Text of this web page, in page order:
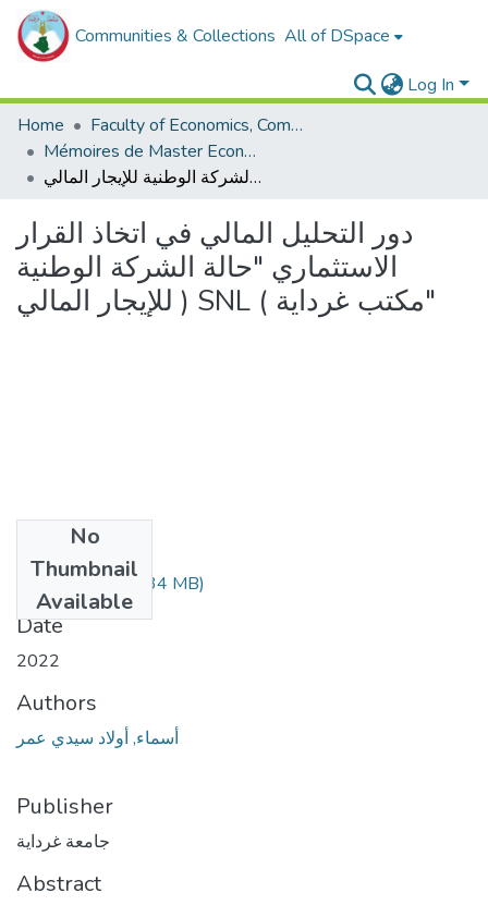
Communities & Collections All of DSpace
Log In
Home
Faculty of Economics, Commercial Sciences and Management Sciences
Mémoires de Master Economie
دور التحليل المالي في اتخاذ القرار الاستثماري "حالة الشركة الوطنية للإيجار المالي ) SNL ( مكتب غرداية"
دور التحليل المالي في اتخاذ القرار
الاستثماري "حالة الشركة الوطنية
للإيجار المالي ) SNL ( مكتب غرداية"
No
Thumbnail
Available
FIN.4.600.pdf(1.34 MB)
Date
2022
Authors
أسماء, أولاد سيدي عمر
Publisher
جامعة غرداية
Abstract